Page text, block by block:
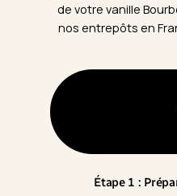
de votre vanille
nos entrepôts en
Étape 1 :